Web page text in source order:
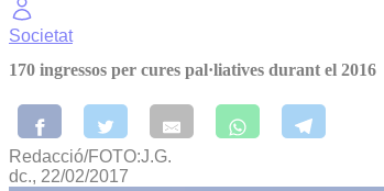
Societat
170 ingressos per cures pal·liatives durant el 2016
Redacció/FOTO:J.G.
dc., 22/02/2017